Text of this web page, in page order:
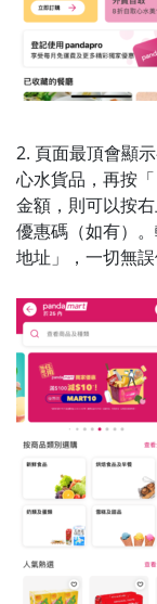
2. 頁面最頂會顯
心水貨品，再按
金額，則可以按
優惠碼（如有）
地址」，一切無誤